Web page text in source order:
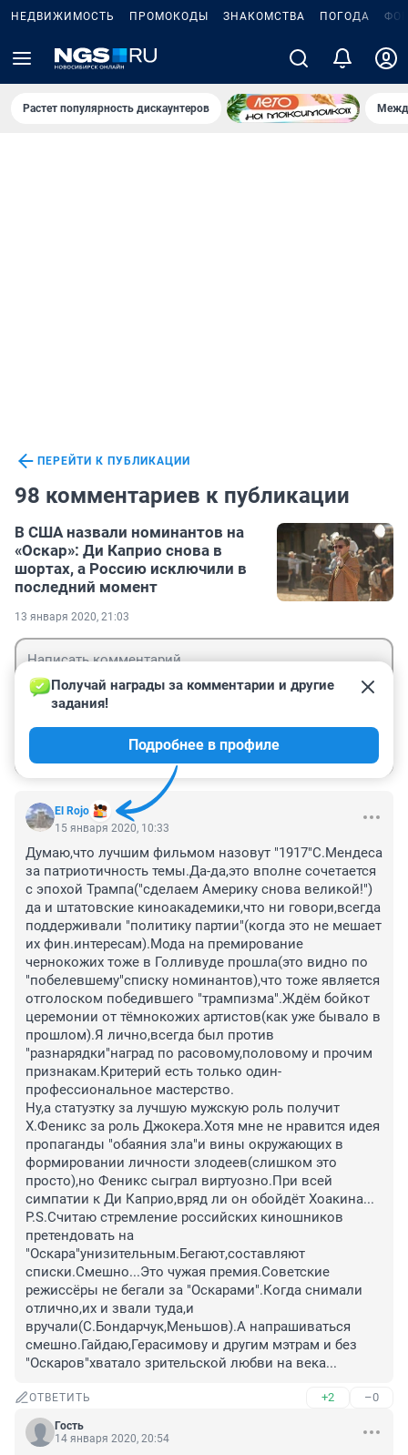
НЕДВИЖИМОСТЬ ПРОМОКОДЫ ЗНАКОМСТВА ПОГОДА
Растет популярность дискаунтеров
ПЕРЕЙТИ К ПУБЛИКАЦИИ
98 комментариев к публикации
В США назвали номинантов на
«Оскар»: Ди Каприо снова в
шортах, а Россию исключили в
последний момент
13 января 2020, 21:03
El Rojo
Получай награды за комментарии и другие
задания!
Подробнее в профиле
15 января 2020, 10:33
Думаю,что лучшим фильмом назовут "1917"С.Мендеса
за патриотичность темы.Да-да,это вполне сочетается
с эпохой Трампа("сделаем Америку снова великой!")
да и штатовские киноакадемики,что ни говори,всегда
поддерживали "политику партии"(когда это не мешает
их фин.интересам).Мода на премирование
чернокожих тоже в Голливуде прошла(это видно по
"побелевшему"списку номинантов),что тоже является
отголоском победившего "трампизма".Ждём бойкот
церемонии от тёмнокожих артистов(как уже бывало в
прошлом).Я лично,всегда был против
"разнарядки"наград по расовому,половому и прочим
признакам.Критерий есть только один-
профессиональное мастерство.
Ну,а статуэтку за лучшую мужскую роль получит
Х.Феникс за роль Джокера.Хотя мне не нравится идея
пропаганды "обаяния зла"и вины окружающих в
формировании личности злодеев(слишком это
просто),но Феникс сыграл виртуозно.При всей
симпатии к Ди Каприо,вряд ли он обойдёт Хоакина...
Р.S.Считаю стремление российских киношников
претендовать на
"Оскара"унизительным.Бегают,составляют
списки.Смешно...Это чужая премия.Советские
режиссёры не бегали за "Оскарами".Когда снимали
отлично,их и звали туда,и
вручали(С.Бондарчук,Меньшов).А напрашиваться
смешно.Гайдаю,Герасимову и другим мэтрам и без
"Оскаров"хватало зрительской любви на века...
ОТВЕТИТЬ +2 –0
Гость
14 января 2020, 20:54